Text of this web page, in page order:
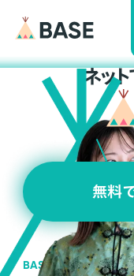
ネット
無料
BASEの強み